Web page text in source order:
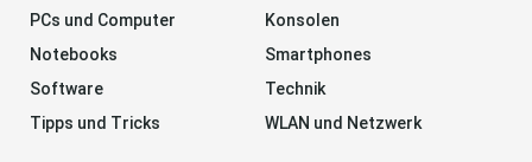
PCs und Computer
Konsolen
Notebooks
Smartphones
Software
Technik
Tipps und Tricks
WLAN und Netzwerk